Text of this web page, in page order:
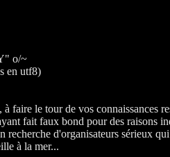
o/~
en utf8)
à faire le tour de vos connaissances
fait faux bond pour des raisons
recherche d'organisateurs sérieux
à la mer...